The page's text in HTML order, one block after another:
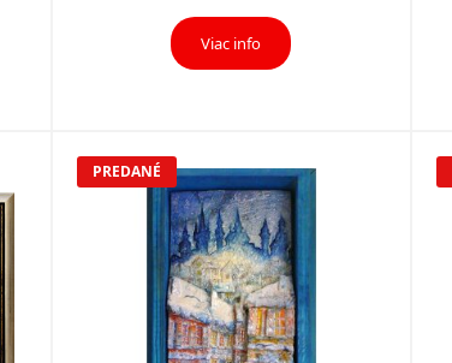
Viac info
PREDANÉ